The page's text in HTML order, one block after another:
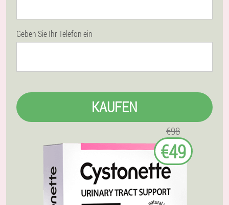
Geben Sie Ihr Telefon ein
KAUFEN
€98
€49